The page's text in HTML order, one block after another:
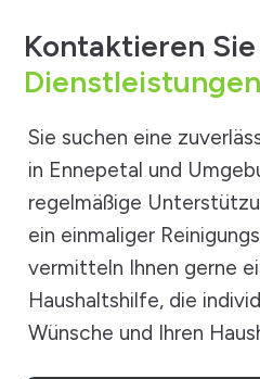
Kontaktieren Sie
Dienstleistungen
Sie suchen eine
in Ennepetal und
regelmäßige
ein einmaliger
vermitteln Ihnen gerne
Haushaltshilfe, die
Wünsche und Ihren